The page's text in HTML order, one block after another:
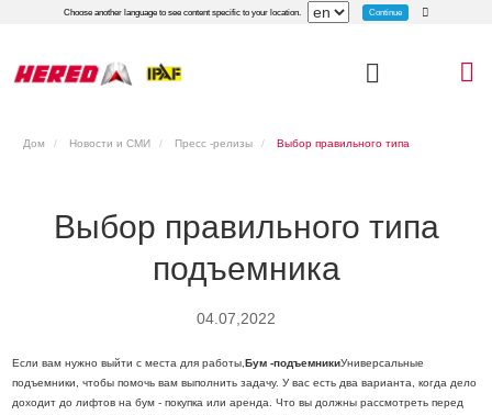
Choose another language to see content specific to your location. Continue
Дом Новости и СМИ Пресс -релизы
Выбор правильного типа
подъемника
04.07,2022
Если вам нужно выйти с места для работы, Бум -подъемникиУниверсальные
подъемники, чтобы помочь вам выполнить задачу. У вас есть два варианта, когда дело
доходит до лифтов на бум - покупка или аренда. Что вы должны рассмотреть перед